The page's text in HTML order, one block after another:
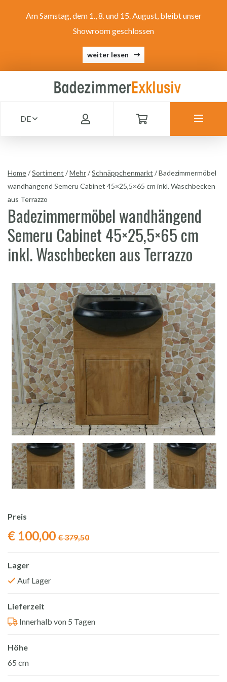
Am Samstag, dem 1., 8. und 15. August, bleibt unser
Showroom geschlossen
weiter lesen
DE
Home/Sortiment /Mehr/Schnäppchenmarkt /Badezimmermöbel
wandhängend Semeru Cabinet 45×25,5×65 cm inkl. Waschbecken
aus Terrazzo
Badezimmermöbel wandhängend
Semeru Cabinet 45×25,5×65 cm
inkl. Waschbecken aus Terrazzo
Preis
€379,50Ursprünglicher
€ 100,00
Aktueller
Lager
Auf Lager
Lieferzeit
Innerhalb von 5 Tagen
Höhe
65 cm